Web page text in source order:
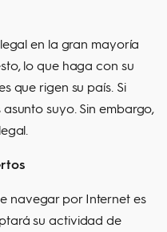
en la gran mayoría
lo que haga con su
que rigen su país. Si
suyo. Sin embargo,
navegar por Internet es
su actividad de